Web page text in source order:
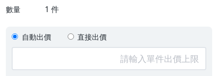
數量 1 件
自動出價 直接出價